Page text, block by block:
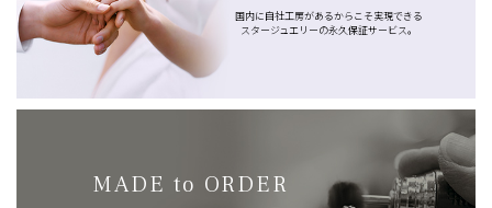
国内に自社工房があるからこそ実現できる
スタージュエリーの永久保証サービス。
MADE to ORDER